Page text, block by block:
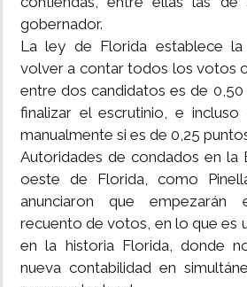
gobernador.
La ley de Florida establece
volver a contar todos los votos
entre dos candidatos es de
finalizar el escrutinio, e
manualmente si es de 0,25
Autoridades de condados en la
oeste de Florida, como
anunciaron que
recuento de votos, en lo que es
en la historia Florida, donde
nueva contabilidad en